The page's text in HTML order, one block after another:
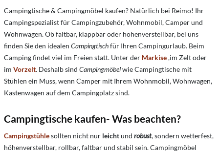
Campingtische & Campingmöbel kaufen? Natürlich bei Reimo! Ihr
Campingspezialist für Campingzubehör, Wohnmobil, Camper und
Wohnwagen.Ob faltbar, klappbar oder höhenverstellbar, bei uns
finden Sie den idealen Campingtischfür Ihren Campingurlaub. Beim
Camping findet viel im Freien statt. Unter der Markise,im Zelt oder
im Vorzelt. Deshalb sind Campingmöbelwie Campingtische mit
Stühlen ein Muss, wenn Camper mit Ihrem Wohnmobil, Wohnwagen,
Kastenwagen auf dem Campingplatz sind.
Campingtische kaufen- Was beachten?
Campingstühlesollten nicht nur leichtund robust, sondern wetterfest,
höhenverstellbar, rollbar, faltbar und stabil sein. Campingmöbel